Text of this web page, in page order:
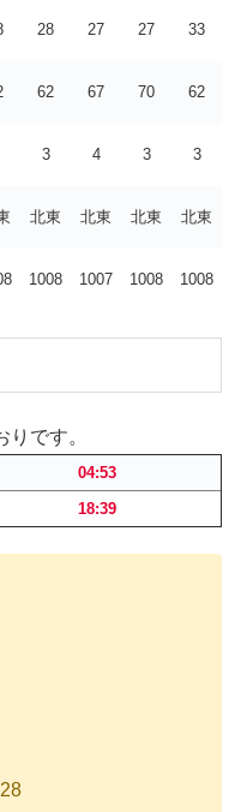
28 27 27 33
62 67 70 62
3 4 3 3
北東 北東 北東 北東
1008 1007 1008 1008
です。
04:53
18:39